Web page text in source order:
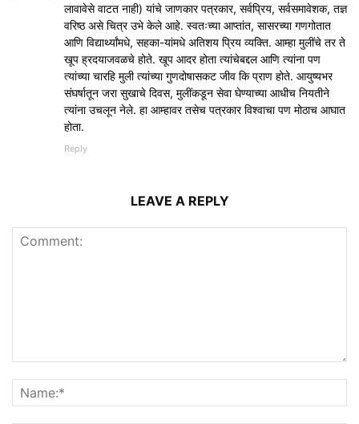
लावावेसे वाटत नाही) यांचे जाणकार पत्रकार, सर्वप्रिय, सर्वसमावेशक, तज्ञ
वरिष्ठ असे चित्र उभे केले आहे. स्वतःच्या आप्तांत, सासरच्या गणगोतात
आणि विद्यार्थ्यांमधे, सहका-यांमधे अतिशय प्रिय व्यक्ति. आम्हा मुलींचे तर ते
खूप ह्रदयाजवळचे होते. खूप आदर होता त्यांचेबद्दल आणि त्यांना पण
त्यांच्या चारहि मुली त्यांच्या गुणदोषासकट जीव कि प्राण होते. आयुष्यभर
संघर्षातून जरा सुखाचे दिवस, मुलींकडून सेवा घेण्याच्या आधीच नियतीने
त्यांना उचलून नेले. हा आम्हावर तसेच पत्रकार विश्वाचा पण मोठाच आघात
होता.
Reply
LEAVE A REPLY